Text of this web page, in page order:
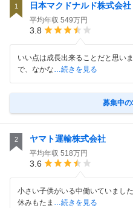
1 日本マクドナルド株式会社
平均年収 549万円
3.8
いい点は成長出来ることだと思い
で、なかな…続きを見る
募集中
2 ヤマト運輸株式会社
平均年収 518万円
3.6
小さい子供がいる中働いていまし
休みもたま …続きを見る